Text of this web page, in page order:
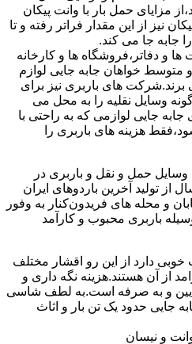
مزایای حمل بار با وانت پیکان
نیز از این مقدار فراتر رفته و تا
جابه جا می کند.
و دفاتر،فروشگاه ها و کارخانه
متوسط خواهان جابه جایی لوازم
برند.شرکت های باربری نیز برای
وسایل نقلیه را به محل می
جایی لوازمی که به راحتی با
هزینه های باربری را
وسایل حمل و نقل و باربری در
از تولید آخرین باردوهای ایران
و محله های فریدون‌کنار به وفور
باربری محبوب و کارآمد
دارد از این رو اقشار مختلف
از آن هستند.هزینه نگه داری و
و به صرفه است.به لطف شاسی
جایی حدود یک تن بار و اثاث
و نیسان